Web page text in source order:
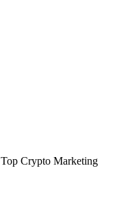
Top Crypto Marketing